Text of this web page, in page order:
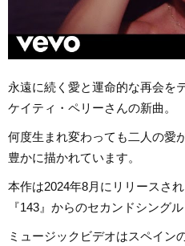
永遠に続く愛と運命的な再会を
ケイティ・ペリーさんの新曲。
何度生まれ変わっても二人の愛
豊かに描かれています。
本作は2024年8月にリリースさ
『143』からのセカンドシングル
ミュージックビデオはスペイン